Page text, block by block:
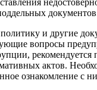
и другие
вопросы
рекомендуется
актов.
ознакомление с